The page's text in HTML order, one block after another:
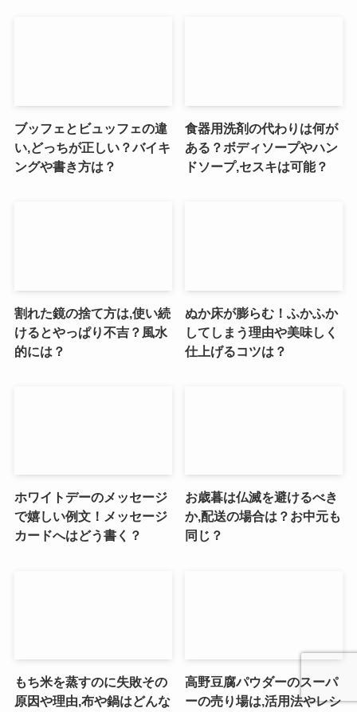
ブッフェとビュッフェの違
い,どっちが正しい？バイキ
ングや書き方は？
食器用洗剤の代わりは何が
ある？ボディソープやハン
ドソープ,セスキは可能？
割れた鏡の捨て方は,使い続
けるとやっぱり不吉？風水
的には？
ぬか床が膨らむ！ふかふか
してしまう理由や美味しく
仕上げるコツは？
ホワイトデーのメッセージ
で嬉しい例文！メッセージ
カードへはどう書く？
お歳暮は仏滅を避けるべき
か,配送の場合は？お中元も
同じ？
もち米を蒸すのに失敗その
原因や理由,布や鍋はどんな
高野豆腐パウダーのスーパ
ーの売り場は,活用法やレシ